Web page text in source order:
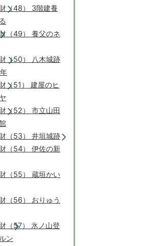
（48） 3階建養
（49） 養父のネ
（50） 八木城跡
（51） 建屋のヒ
（52） 市立山田
（53） 井垣城跡
（54） 伊佐の新
（55） 蔵垣かい
（56） おりゅう
（57） 氷ノ山登
ン